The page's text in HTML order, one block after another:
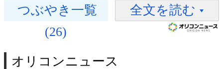
つぶやき一覧
(26)
全文を読む
オリコンニュース